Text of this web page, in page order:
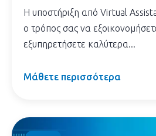
Η υποστήριξη από Virtual
ο τρόπος σας να
εξυπηρετήσετε καλύτερα...
Μάθετε περισσότερα